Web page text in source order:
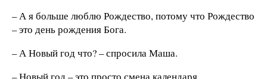
– А я больше люблю Рождество, потому что Рождество
– это день рождения Бога.
– А Новый год что? – спросила Маша.
– Новый год – это просто смена календаря.